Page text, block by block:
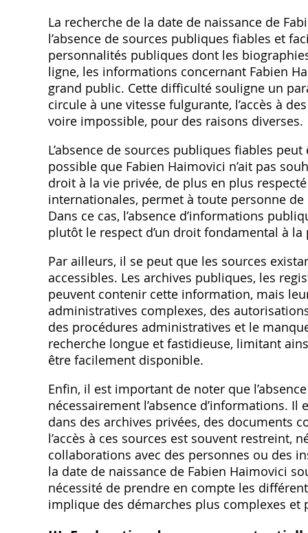
La recherche de la date de naissance de
l’absence de sources publiques fiables et
personnalités publiques dont les
ligne‚ les informations concernant Fabien
grand public. Cette difficulté souligne un
circule à une vitesse fulgurante‚ l’accès à
voire impossible‚ pour des raisons diverses.
L’absence de sources publiques fiables
possible que Fabien Haimovici n’ait pas
droit à la vie privée‚ de plus en plus
internationales‚ permet à toute personne
Dans ce cas‚ l’absence d’informations
plutôt le respect d’un droit fondamental à
Par ailleurs‚ il se peut que les sources
accessibles. Les archives publiques‚ les
peuvent contenir cette information‚ mais
administratives complexes‚ des
des procédures administratives et le
recherche longue et fastidieuse‚ limitant
être facilement disponible.
Enfin‚ il est important de noter que
nécessairement l’absence d’informations.
dans des archives privées‚ des documents
l’accès à ces sources est souvent
collaborations avec des personnes ou des
la date de naissance de Fabien Haimovici
nécessité de prendre en compte les
implique des démarches plus complexes et